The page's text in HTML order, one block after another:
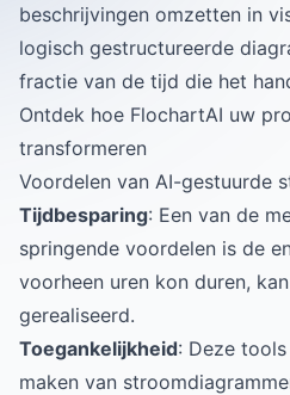
beschrijvingen omzetten in
logisch gestructureerde
fractie van de tijd die het
Ontdek hoe FlochartAI uw
transformeren
Voordelen van AI-gestuurde
Tijdbesparing: Een van de
springende voordelen is de
voorheen uren kon duren,
gerealiseerd.
Toegankelijkheid: Deze
maken van